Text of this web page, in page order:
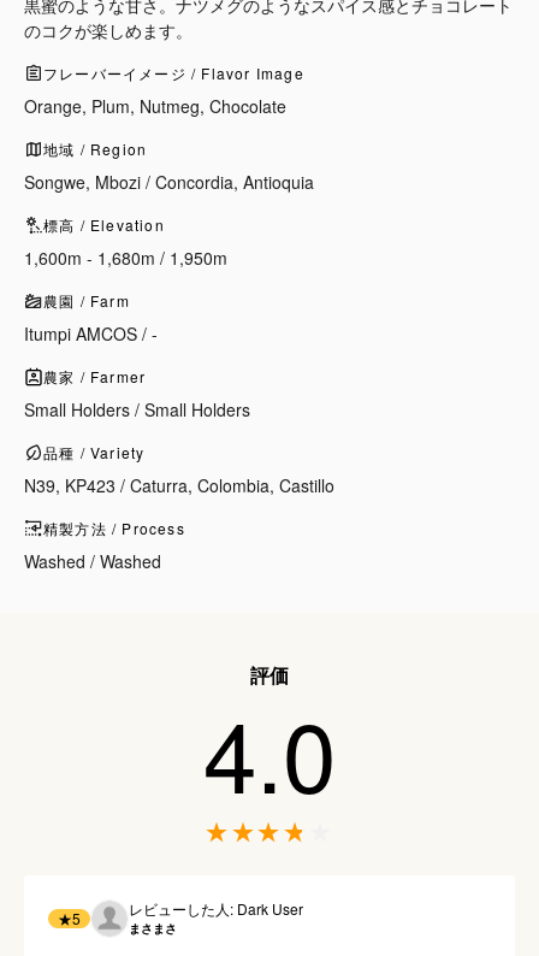
黒蜜のような甘さ。ナツメグのようなスパイス感とチョコレート
のコクが楽しめます。
フレーバーイメージ / Flavor Image
Orange, Plum, Nutmeg, Chocolate
地域 / Region
Songwe, Mbozi / Concordia, Antioquia
標高 / Elevation
1,600m - 1,680m / 1,950m
農園 / Farm
Itumpi AMCOS / -
農家 / Farmer
Small Holders / Small Holders
品種 / Variety
N39, KP423 / Caturra, Colombia, Castillo
精製方法 / Process
Washed / Washed
評価
4.0
★5 レビューした人: Dark User
まさまさ